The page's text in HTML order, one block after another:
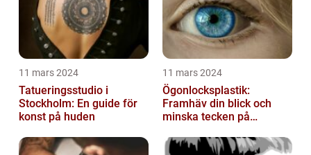
11 mars 2024
Tatueringsstudio i
Stockholm: En guide för
konst på huden
11 mars 2024
Ögonlocksplastik:
Framhäv din blick och
minska tecken på